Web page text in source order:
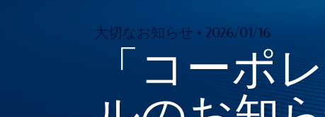
大切なお知らせ • 2026/01/16
「コーポ